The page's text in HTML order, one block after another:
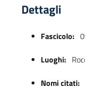
Dettagli
Fascicolo:
Luoghi:
Nomi citati: